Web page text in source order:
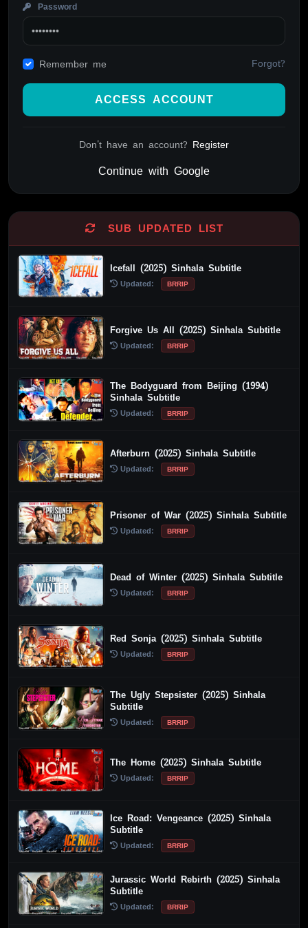
Password
Remember me Forgot?
ACCESS ACCOUNT
Don't have an account? Register
Continue with Google
SUB UPDATED LIST
Icefall (2025) Sinhala Subtitle
Updated: BRRIP
Forgive Us All (2025) Sinhala Subtitle
Updated: BRRIP
The Bodyguard from Beijing (1994)
Sinhala Subtitle
Updated: BRRIP
Afterburn (2025) Sinhala Subtitle
Updated: BRRIP
Prisoner of War (2025) Sinhala Subtitle
Updated: BRRIP
Dead of Winter (2025) Sinhala Subtitle
Updated: BRRIP
Red Sonja (2025) Sinhala Subtitle
Updated: BRRIP
The Ugly Stepsister (2025) Sinhala
Subtitle
Updated: BRRIP
The Home (2025) Sinhala Subtitle
Updated: BRRIP
Ice Road: Vengeance (2025) Sinhala
Subtitle
Updated: BRRIP
Jurassic World Rebirth (2025) Sinhala
Subtitle
Updated: BRRIP